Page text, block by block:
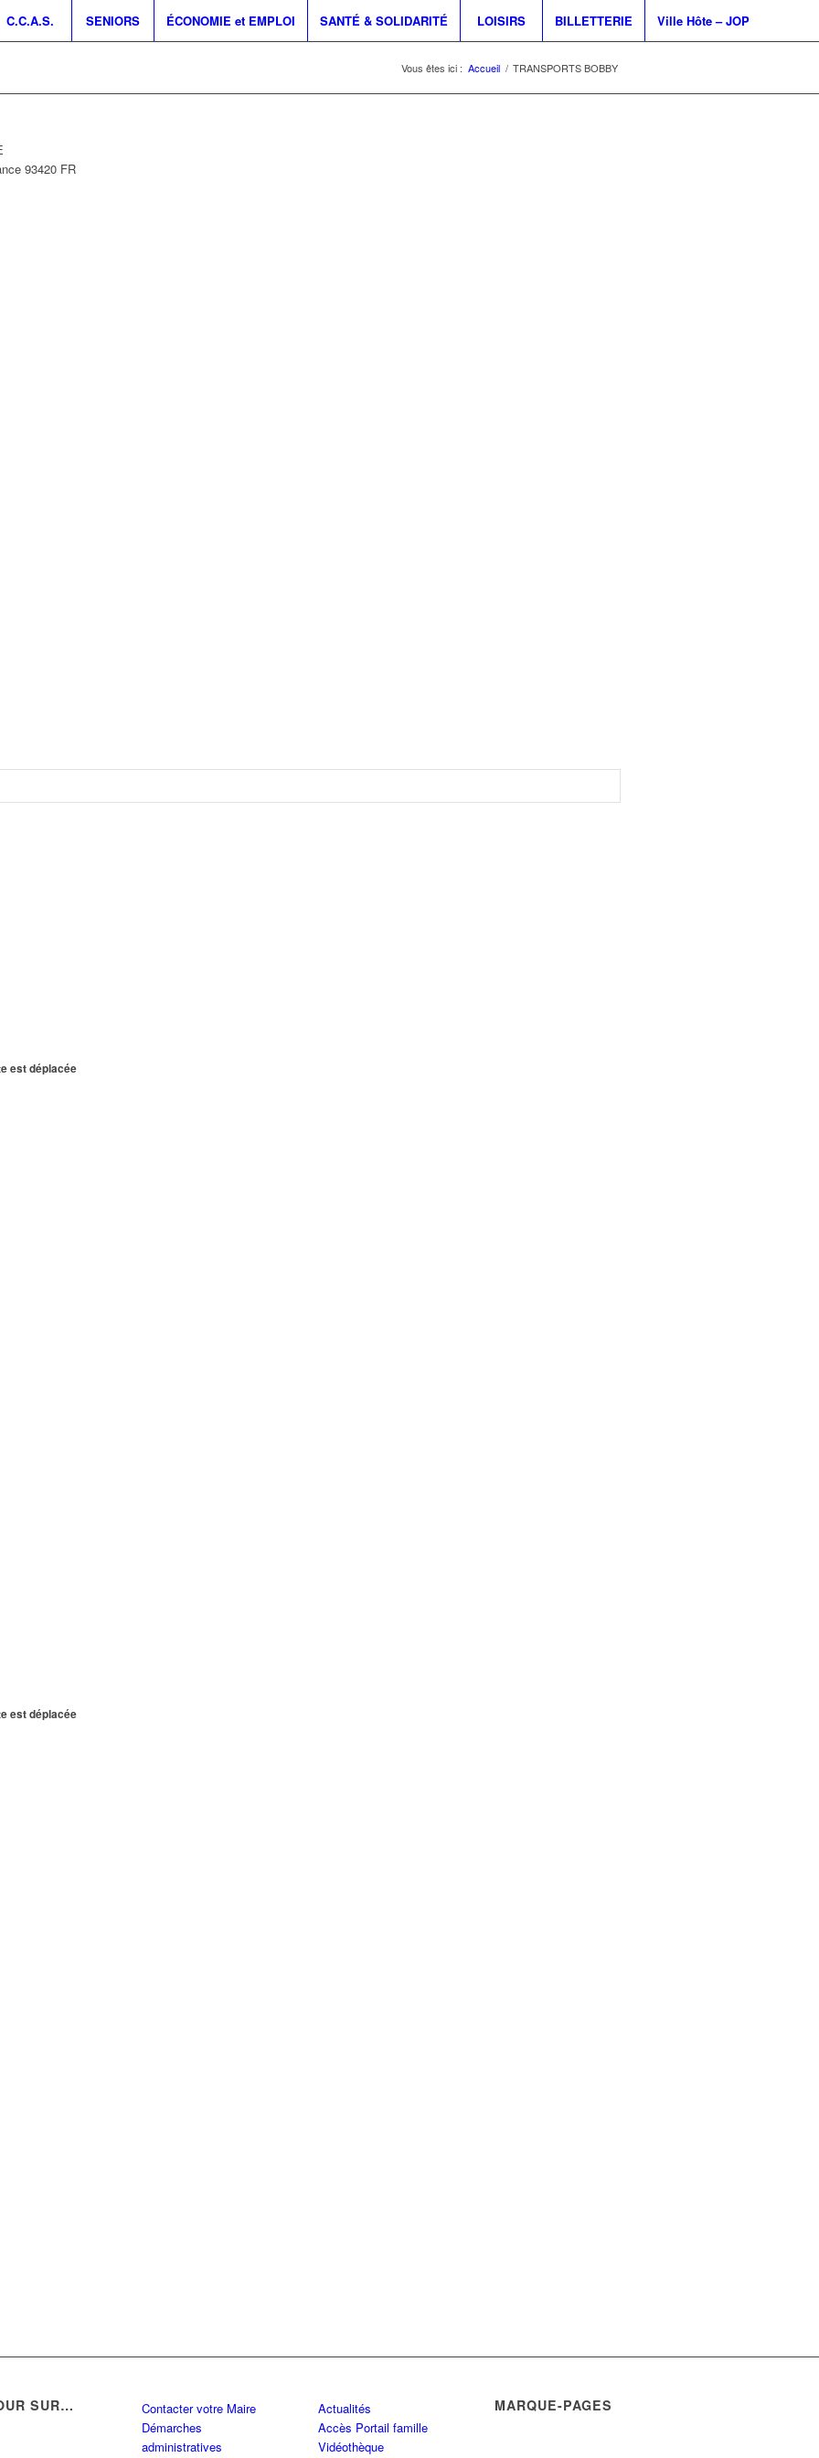
C.C.A.S. SENIORS ÉCONOMIE et EMPLOI SANTÉ & SOLIDARITÉ LOISIRS BILLETTERIE Ville Hôte – JOP
Vous êtes ici : Accueil / TRANSPORTS BOBBY
93420 FR
est déplacée
est déplacée
SUR…
Contacter votre Maire
Démarches
administratives
Actualités
Accès Portail famille
Vidéothèque
MARQUE-PAGES